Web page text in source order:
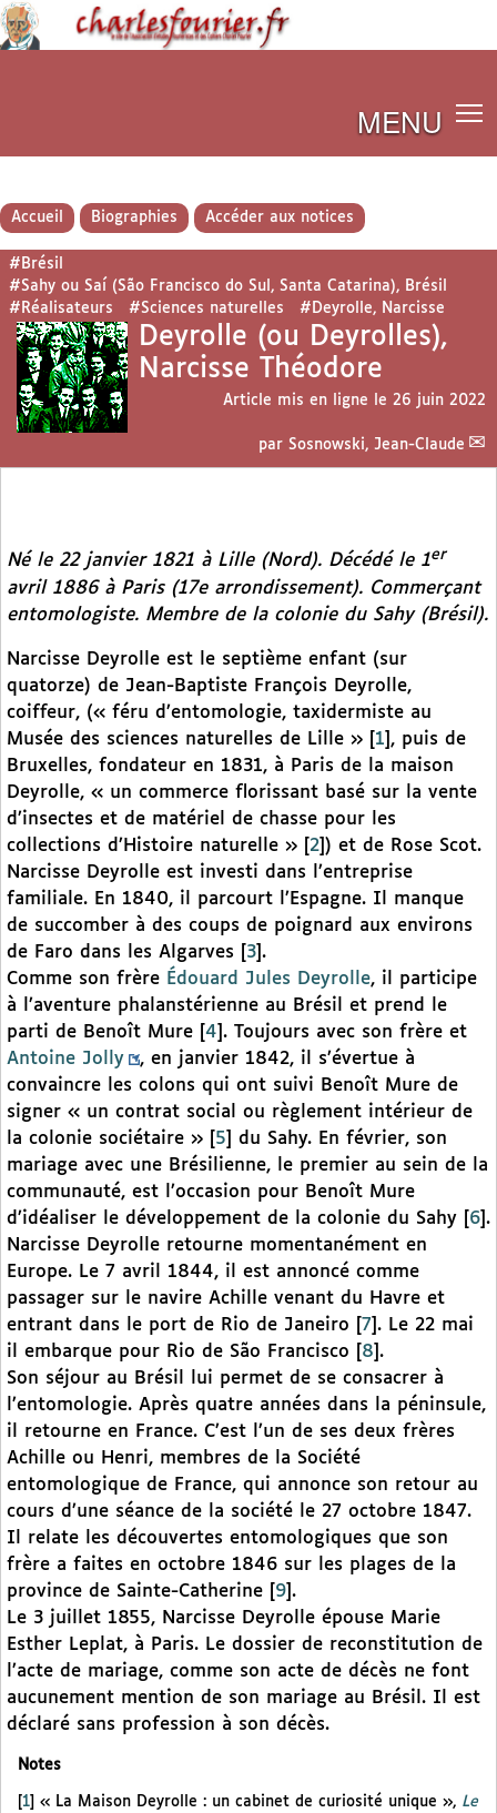
MENU
Accueil Biographies Accéder aux notices
#Brésil
#Sahy ou Saí (São Francisco do Sul, Santa Catarina), Brésil
#Réalisateurs
#Sciences naturelles #Deyrolle, Narcisse
Deyrolle (ou Deyrolles),
Narcisse Théodore
Article mis en ligne le 26 juin 2022
par Sosnowski, Jean-Claude
Né le 22 janvier 1821 à Lille (Nord). Décédé le 1er
avril 1886 à Paris (17e arrondissement). Commerçant
entomologiste. Membre de la colonie du Sahy (Brésil).
Narcisse Deyrolle est le septième enfant (sur
quatorze) de Jean-Baptiste François Deyrolle,
coiffeur, (« féru d’entomologie, taxidermiste au
Musée des sciences naturelles de Lille »
1 , puis de
Bruxelles, fondateur en 1831, à Paris de la maison
Deyrolle, « un commerce florissant basé sur la vente
d’insectes et de matériel de chasse pour les
collections d’Histoire naturelle »
2 ) et de Rose Scot.
Narcisse Deyrolle est investi dans l’entreprise
familiale. En 1840, il parcourt l’Espagne. Il manque
de succomber à des coups de poignard aux environs
de Faro dans les Algarves
3 .
Comme son frère Édouard Jules Deyrolle, il participe
à l’aventure phalanstérienne au Brésil et prend le
parti de Benoît Mure
4 . Toujours avec son frère et
Antoine Jolly
, en janvier 1842, il s’évertue à
convaincre les colons qui ont suivi Benoît Mure de
signer « un contrat social ou règlement intérieur de
la colonie sociétaire »
5
du Sahy. En février, son
mariage avec une Brésilienne, le premier au sein de la
communauté, est l’occasion pour Benoît Mure
d’idéaliser le développement de la colonie du Sahy
6 .
Narcisse Deyrolle retourne momentanément en
Europe. Le 7 avril 1844, il est annoncé comme
passager sur le navire Achille venant du Havre et
entrant dans le port de Rio de Janeiro
7 . Le 22 mai
il embarque pour Rio de São Francisco
8 .
Son séjour au Brésil lui permet de se consacrer à
l’entomologie. Après quatre années dans la péninsule,
il retourne en France. C’est l’un de ses deux frères
Achille ou Henri, membres de la Société
entomologique de France, qui annonce son retour au
cours d’une séance de la société le 27 octobre 1847.
Il relate les découvertes entomologiques que son
frère a faites en octobre 1846 sur les plages de la
province de Sainte-Catherine
9 .
Le 3 juillet 1855, Narcisse Deyrolle épouse Marie
Esther Leplat, à Paris. Le dossier de reconstitution de
l’acte de mariage, comme son acte de décès ne font
aucunement mention de son mariage au Brésil. Il est
déclaré sans profession à son décès.
Notes
[1] « La Maison Deyrolle : un cabinet de curiosité unique », Le